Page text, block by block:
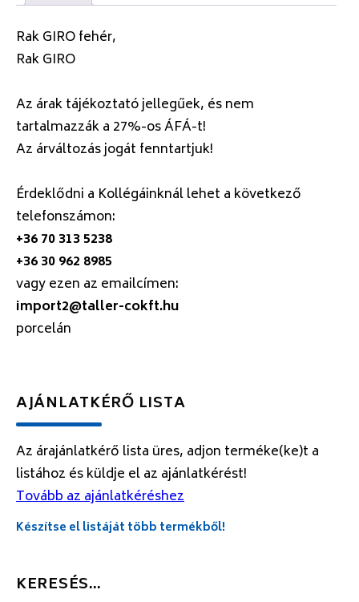
Rak GIRO fehér,
Rak GIRO
Az árak tájékoztató jellegűek, és nem
tartalmazzák a 27%-os ÁFÁ-t!
Az árváltozás jogát fenntartjuk!
Érdeklődni a Kollégáinknál lehet a következő
telefonszámon:
+36 70 313 5238
+36 30 962 8985
vagy ezen az emailcímen:
import2@taller-cokft.hu
porcelán
AJÁNLATKÉRŐ LISTA
Az árajánlatkérő lista üres, adjon terméke(ke)t a
listához és küldje el az ajánlatkérést!
Tovább az ajánlatkéréshez
Készítse el listáját több termékből!
KERESÉS…